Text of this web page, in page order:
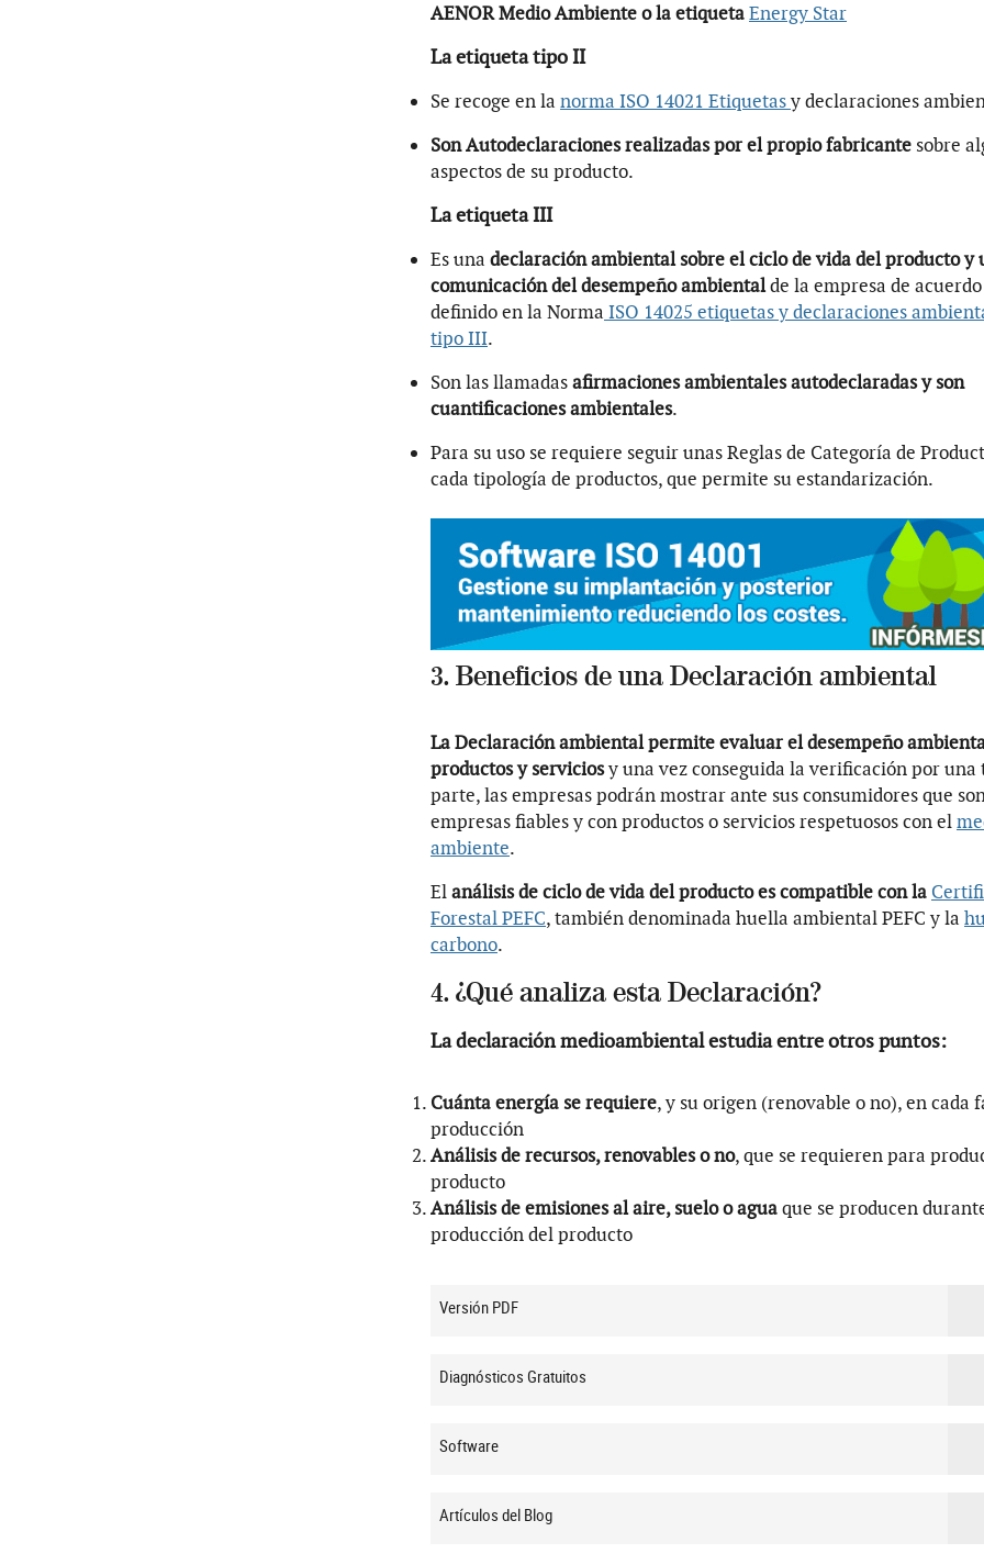
AENOR Medio Ambiente o la etiquetaEnergy Star
La etiqueta tipo II
Se recoge en la norma ISO 14021 Etiquetasy declaraciones
Son Autodeclaraciones realizadas por el propio fabricante sobre
aspectos de su producto.
La etiqueta III
Es una declaración ambiental sobre el ciclo de vida del producto y
comunicación del desempeño ambientalde la empresa de
definido en la Norma ISO 14025 etiquetas y declaraciones
tipo III.
Son las llamadasafirmaciones ambientales autodeclaradas y son
cuantificaciones ambientales.
Para su uso se requiere seguir unas Reglas de Categoría de
cada tipología de productos, que permite su estandarización.
3. Beneficios de una Declaración ambiental
La Declaración ambiental permite evaluar el desempeño
productos y serviciosy una vez conseguida la verificación por una
parte, las empresas podrán mostrar ante sus consumidores que
empresas fiables y con productos o servicios respetuosos con el
ambiente.
Elanálisis de ciclo de vida del producto es compatible con la
Forestal PEFC, también denominada huella ambiental PEFC y la
carbono.
4. ¿Qué analiza esta Declaración?
La declaración medioambiental estudia entre otros puntos:
Cuánta energía se requiere, y su origen (renovable o no), en cada
producción
Análisis de recursos, renovables o no, que se requieren para
producto
Análisis de emisiones al aire, suelo o aguaque se producen
producción del producto
Versión PDF
Diagnósticos Gratuitos
Software
Artículos del Blog